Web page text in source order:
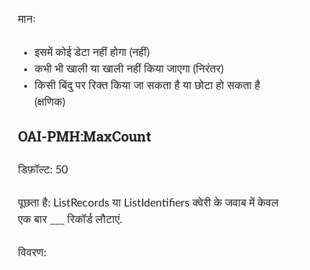
मानः
इसमें कोई डेटा नहीं होगा (नहीं)
कभी भी खाली या खाली नहीं किया जाएगा (निरंतर)
किसी बिंदु पर रिक्त किया जा सकता है या छोटा हो सकता है
(क्षणिक)
OAI-PMH:MaxCount
डिफ़ॉल्ट: 50
पूछता है: ListRecords या ListIdentifiers क्वेरी के जवाब में केवल
एक बार ___ रिकॉर्ड लौटाएं.
विवरण: